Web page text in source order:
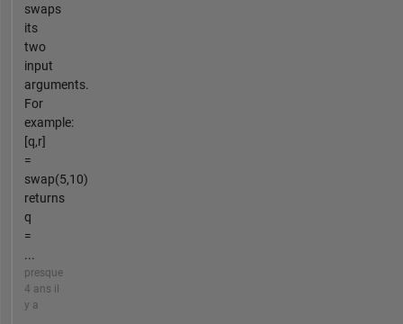
swaps
its
two
input
arguments.
For
example:
[q,r]
=
swap(5,10)
returns
q
=
...
presque
4 ans il
y a